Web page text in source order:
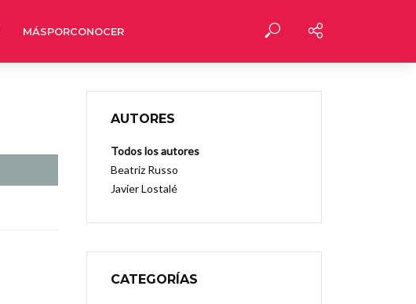
MÁSPORCONOCER
AUTORES
Todos los autores
Beatriz Russo
Javier Lostalé
CATEGORÍAS